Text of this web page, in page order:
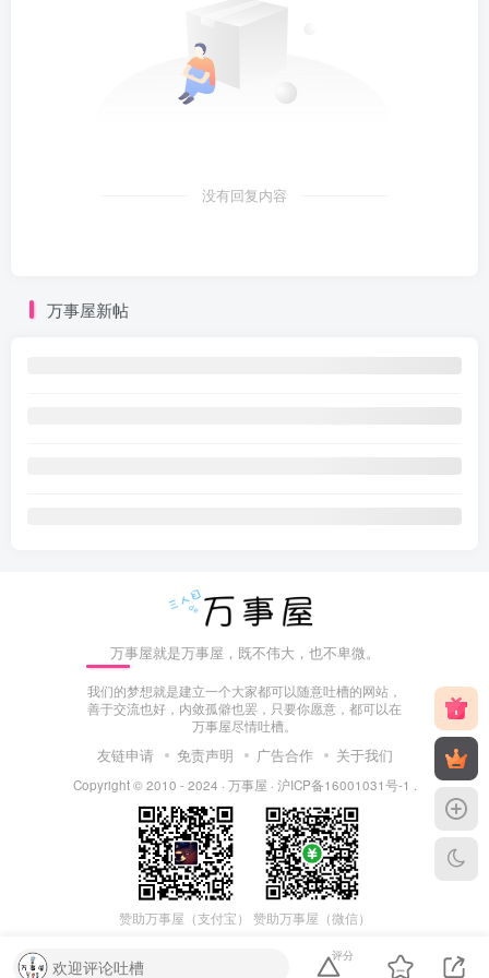
没有回复内容
万事屋新帖
万事屋就是万事屋，既不伟大，也不卑微。
我们的梦想就是建立一个大家都可以随意吐槽的网站，
善于交流也好，内敛孤僻也罢，只要你愿意，都可以在
万事屋尽情吐槽。
友链申请 免责声明 广告合作 关于我们
Copyright © 2010 - 2024 · 万事屋 · 沪ICP备16001031号-1
赞助万事屋（支付宝） 赞助万事屋（微信）
欢迎评论吐槽
评分